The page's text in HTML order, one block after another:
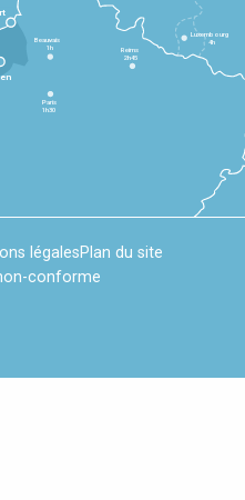
Paris
1h30
Beauvais
1h
Reims
2h45
Luxembourg
4h
légalesPlan du site
conforme